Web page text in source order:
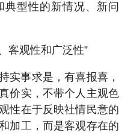
型性的新情况、新问
客观性和广泛性”
实事求是，有喜报喜，
价实，不带个人主观色
性在于反映社情民意的
加工，而是客观存在的